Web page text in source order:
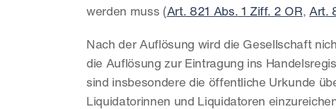
werden muss (Art. 821 Abs. 1 Ziff. 2 OR, Art.
Nach der Auflösung wird die Gesellschaft
die Auflösung zur Eintragung ins
sind insbesondere die öffentliche Urkunde
Liquidatorinnen und Liquidatoren